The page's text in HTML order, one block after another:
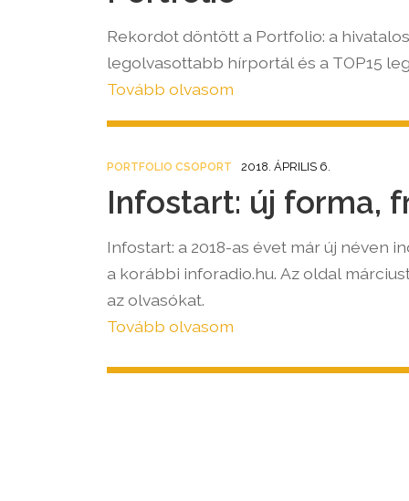
Rekordot döntött a Portfolio: a
legolvasottabb hírportál és a TOP15
Tovább olvasom
PORTFOLIO CSOPORT 2018. ÁPRILIS 6.
Infostart: új forma,
Infostart: a 2018-as évet már új néven
a korábbi inforadio.hu. Az oldal
az olvasókat.
Tovább olvasom